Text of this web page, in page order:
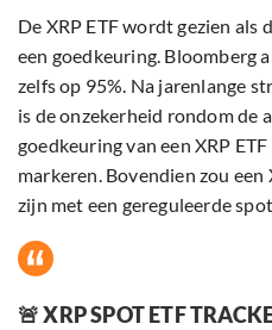
De XRP ETF wordt gezien
een goedkeuring. Bloomberg
zelfs op 95%. Na jarenlange
is de onzekerheid rondom de
goedkeuring van een XRP
markeren. Bovendien zou een
zijn met een gereguleerde
🚨 XRP SPOT ETF